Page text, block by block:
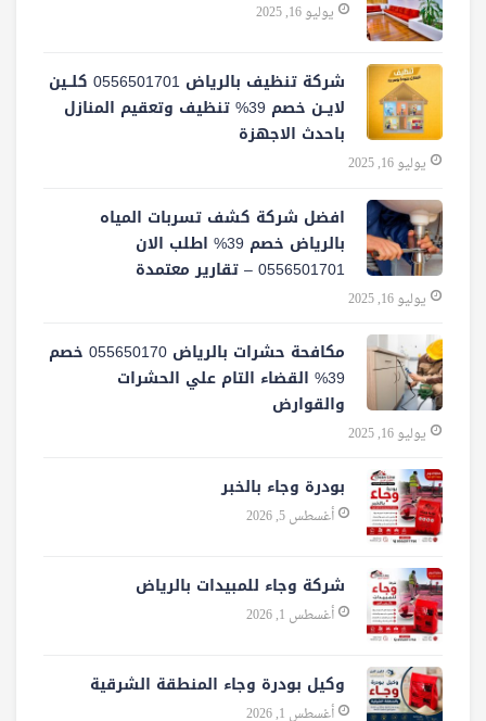
يوليو 16, 2025
شركة تنظيف بالرياض 0556501701 كلــين
لايــن خصم 39% تنظيف وتعقيم المنازل
باحدث الاجهزة
يوليو 16, 2025
افضل شركة كشف تسربات المياه
بالرياض خصم 39% اطلب الان
0556501701‬‏ – تقارير معتمدة
يوليو 16, 2025
مكافحة حشرات بالرياض 055650170 خصم
39% القضاء التام علي الحشرات
والقوارض
يوليو 16, 2025
بودرة وجاء بالخبر
أغسطس 5, 2026
شركة وجاء للمبيدات بالرياض
أغسطس 1, 2026
وكيل بودرة وجاء المنطقة الشرقية
أغسطس 1, 2026